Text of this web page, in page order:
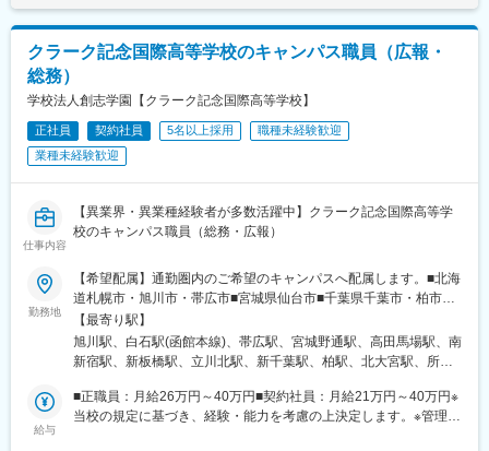
クラーク記念国際高等学校のキャンパス職員（広報・
総務）
学校法人創志学園【クラーク記念国際高等学校】
正社員 契約社員 5名以上採用
職種未経験歓迎
業種未経験歓迎
仕事内容
【異業界・異業種経験者が多数活躍中】クラーク記念国際高等学
校のキャンパス職員（総務・広報）
勤務地
【希望配属】通勤圏内のご希望のキャンパスへ配属します。■北海
道札幌市・旭川市・帯広市■宮城県仙台市■千葉県千葉市・柏市■
東京都新宿区・板橋区・立川市■埼玉県さいたま市・所沢市■神奈
川県横浜市・厚木市■静岡県静岡市・浜松市■愛知県名古屋市■滋
賀県彦根市■京都府京都市■大阪府大阪市■兵庫県芦屋市、神戸
鹿児島市■その他※受動喫煙対策：敷地内全面禁煙※各勤務地の詳
細は下記一覧をご確認ください。
【最寄り駅】
旭川駅、白石駅(函館本線)、帯広駅、宮城野通駅、高田馬場駅、南
新宿駅、新板橋駅、立川北駅、新千葉駅、柏駅、北大宮駅、所沢
駅、渡辺橋駅、寺田町駅、貿易センター駅、芦屋駅(東海道本線)、
西神中央駅、姫路駅、新白島駅、薬院駅、水前寺駅、中洲通駅、
給与
■正職員：月給26万円～40万円■契約社員：月給21万円～40万円※
当校の規定に基づき、経験・能力を考慮の上決定します。※管理職